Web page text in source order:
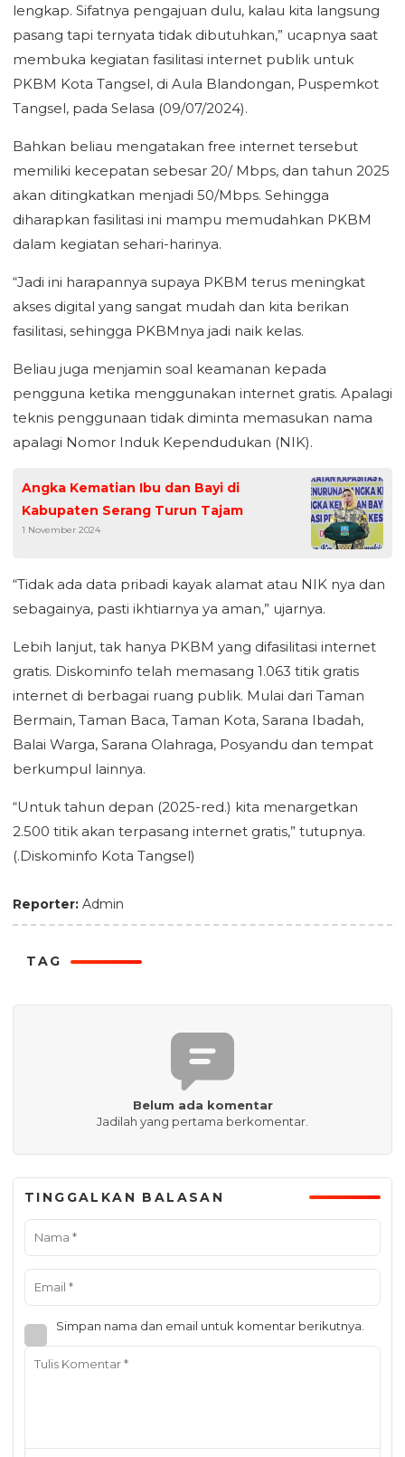
lengkap. Sifatnya pengajuan dulu, kalau kita langsung
pasang tapi ternyata tidak dibutuhkan,” ucapnya saat
membuka kegiatan fasilitasi internet publik untuk
PKBM Kota Tangsel, di Aula Blandongan, Puspemkot
Tangsel, pada Selasa (09/07/2024).
Bahkan beliau mengatakan free internet tersebut
memiliki kecepatan sebesar 20/ Mbps, dan tahun 2025
akan ditingkatkan menjadi 50/Mbps. Sehingga
diharapkan fasilitasi ini mampu memudahkan PKBM
dalam kegiatan sehari-harinya.
“Jadi ini harapannya supaya PKBM terus meningkat
akses digital yang sangat mudah dan kita berikan
fasilitasi, sehingga PKBMnya jadi naik kelas.
Beliau juga menjamin soal keamanan kepada
pengguna ketika menggunakan internet gratis. Apalagi
teknis penggunaan tidak diminta memasukan nama
apalagi Nomor Induk Kependudukan (NIK).
Angka Kematian Ibu dan Bayi di
Kabupaten Serang Turun Tajam
1 November 2024
“Tidak ada data pribadi kayak alamat atau NIK nya dan
sebagainya, pasti ikhtiarnya ya aman,” ujarnya.
Lebih lanjut, tak hanya PKBM yang difasilitasi internet
gratis. Diskominfo telah memasang 1.063 titik gratis
internet di berbagai ruang publik. Mulai dari Taman
Bermain, Taman Baca, Taman Kota, Sarana Ibadah,
Balai Warga, Sarana Olahraga, Posyandu dan tempat
berkumpul lainnya.
“Untuk tahun depan (2025-red.) kita menargetkan
2.500 titik akan terpasang internet gratis,” tutupnya.
(.Diskominfo Kota Tangsel)
Reporter: Admin
TAG
Belum ada komentar
Jadilah yang pertama berkomentar.
TINGGALKAN BALASAN
Simpan nama dan email untuk komentar berikutnya.